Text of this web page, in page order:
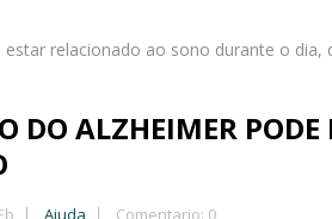
DO ALZHEIMER
Ajuda Comentario: 0